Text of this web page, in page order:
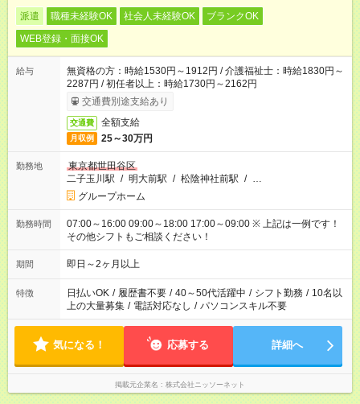
派遣 職種未経験OK 社会人未経験OK
ブランクOK
WEB登録・面接OK
給与
無資格の方：時給1530円～1912円 / 介護福祉士：時給1830円～
2287円 / 初任者以上：時給1730円～2162円
交通費別途支給あり
交通費 全額支給
月収例 25～30万円
勤務地
東京都世田谷区
二子玉川駅 / 明大前駅 / 松陰神社前駅 / …
グループホーム
勤務時間
07:00～16:00 09:00～18:00 17:00～09:00 ※ 上記は一例です！
その他シフトもご相談ください！
期間 即日～2ヶ月以上
特徴 日払いOK / 履歴書不要 / 40～50代活躍中 / シフト勤務 / 10名以
上の大量募集 / 電話対応なし / パソコンスキル不要
気になる！ 応募する 詳細へ
掲載元企業名 株式会社ニッソーネット